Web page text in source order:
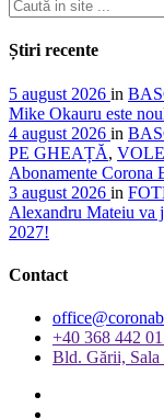
Știri recente
5 august 2026 in
Mike Okauru este
4 august 2026 in
PE GHEAȚĂ,
Abonamente Corona
3 august 2026 in
Alexandru Mateiu va
2027!
Contact
+40 368 442
Bld. Gării,